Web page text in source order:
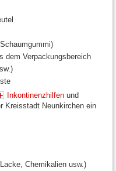
dem Verpackungsbereich
Inkontinenzhilfen und
Kreisstadt Neunkirchen ein
Chemikalien usw.)